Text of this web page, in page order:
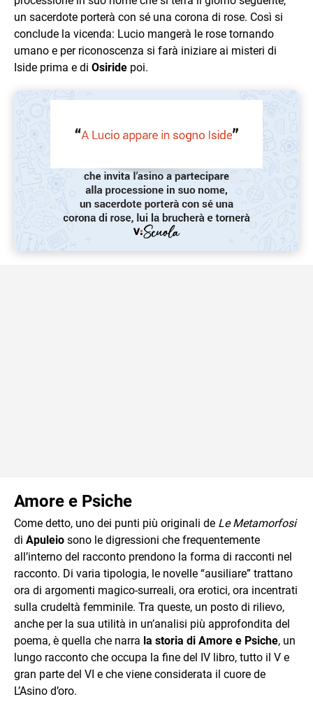
un sacerdote porterà con sé una corona di rose. Così si
conclude la vicenda: Lucio mangerà le rose tornando
umano e per riconoscenza si farà iniziare ai misteri di
Iside prima e di Osiride poi.
Amore e Psiche
Come detto, uno dei punti più originali de Le Metamorfosi
di Apuleio sono le digressioni che frequentemente
all’interno del racconto prendono la forma di racconti nel
racconto. Di varia tipologia, le novelle “ausiliare” trattano
ora di argomenti magico-surreali, ora erotici, ora incentrati
sulla crudeltà femminile. Tra queste, un posto di rilievo,
anche per la sua utilità in un’analisi più approfondita del
poema, è quella che narra la storia di Amore e Psiche, un
lungo racconto che occupa la fine del IV libro, tutto il V e
gran parte del VI e che viene considerata il cuore de
L’Asino d’oro.